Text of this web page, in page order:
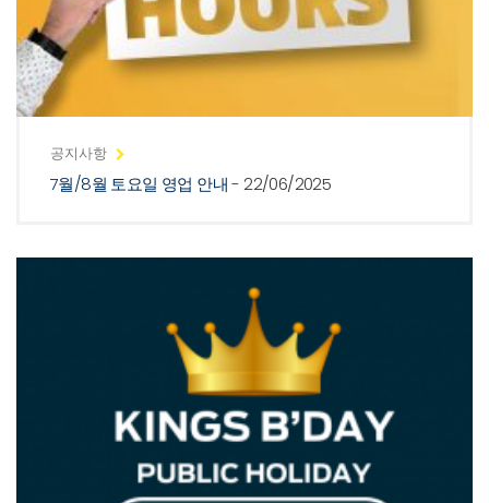
공지사항
7월/8월 토요일 영업 안내- 22/06/2025